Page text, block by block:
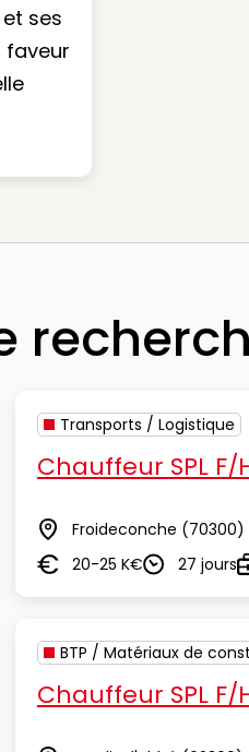
ses
faveur
aux Favoris
Transports / Logistique
Chauffeur SPL F/
Lieu Froideconche (70300)
Salaire20-25 K€Durée27 jours
BTP / Matériaux de
Chauffeur SPL F/